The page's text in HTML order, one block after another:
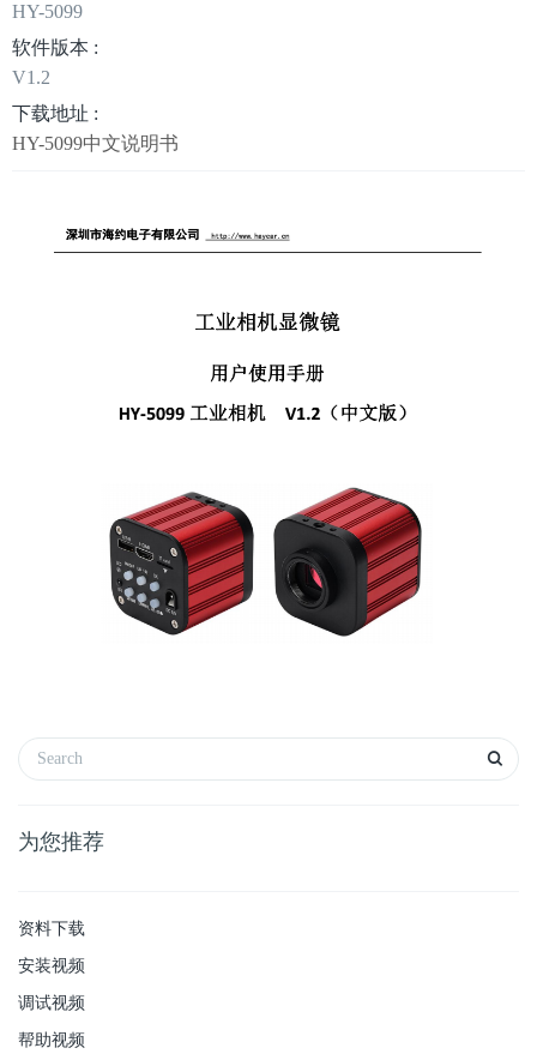
HY-5099
软件版本 :
V1.2
下载地址 :
HY-5099中文说明书
为您推荐
资料下载
安装视频
调试视频
帮助视频